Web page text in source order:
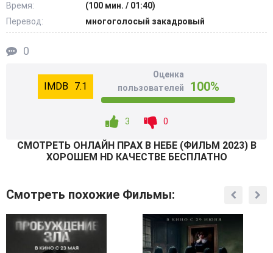
делать не правильно. Она специально портила
боеприпасы. Враги захотят вычислить диверсанта.
Время:
(100 мин. / 01:40)
Перевод:
многоголосый закадровый
0
7.1
Оценка
пользователей
100%
3 0
СМОТРEТЬ ОНЛАЙН ПРАХ В НЕБЕ (ФИЛЬМ 2023) В
ХОРОШЕМ HD КАЧЕСТВЕ БЕСПЛАТНО
Смотреть похожие Фильмы: